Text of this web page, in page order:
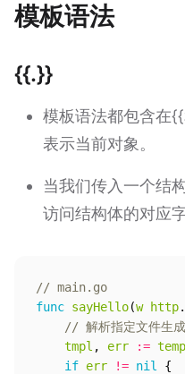
模板语法
{{.}}
模板语法都包含在
表示当前对象。
当我们传入一个结
访问结构体的对应
// main.go
func sayHello(w http.
// 解析指定文件生
tmpl , err :=
if err != nil
{